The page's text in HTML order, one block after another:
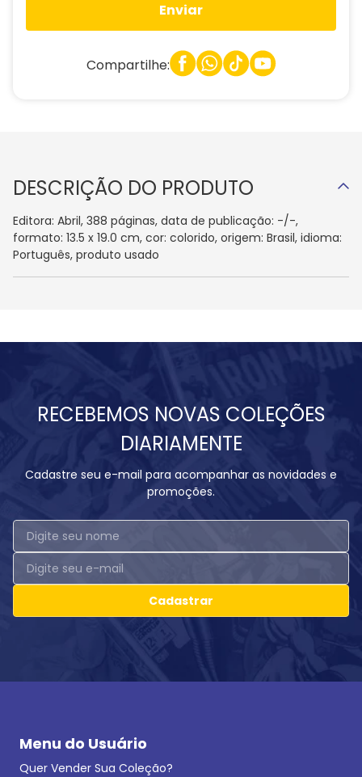
Enviar
Compartilhe:
DESCRIÇÃO DO PRODUTO
Editora: Abril, 388 páginas, data de publicação: -/-,
formato: 13.5 x 19.0 cm, cor: colorido, origem: Brasil, idioma:
Português, produto usado
RECEBEMOS NOVAS COLEÇÕES
DIARIAMENTE
Cadastre seu e-mail para acompanhar as novidades e
promoções.
Cadastrar
Menu do Usuário
Quer Vender Sua Coleção?